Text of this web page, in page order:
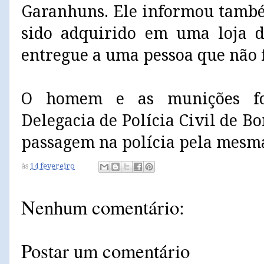
Garanhuns. Ele informou
sido adquirido em uma loja
entregue a uma pessoa que
O homem e as munições
Delegacia de Polícia Civil de
passagem na polícia pela
às 14 fevereiro
Nenhum comentário:
Postar um comentário